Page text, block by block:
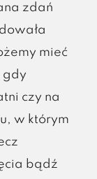
zdań
mieć
gdy
czy na
w którym
bądź